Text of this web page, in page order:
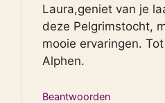
Laura,geniet van je
deze Pelgrimstocht,
mooie ervaringen.
Alphen.
Beantwoorden